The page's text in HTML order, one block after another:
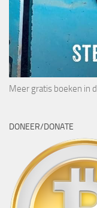
Meer gratis boeken in
DONEER/DONATE